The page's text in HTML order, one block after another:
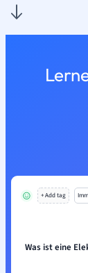
+ Add tag
Was ist eine